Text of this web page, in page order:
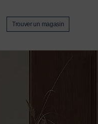
Trouver un magasin